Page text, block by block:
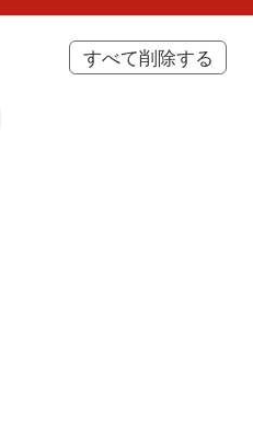
すべて削除する